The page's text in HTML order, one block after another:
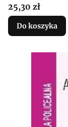
Cena
25,30 zł
Do koszyka